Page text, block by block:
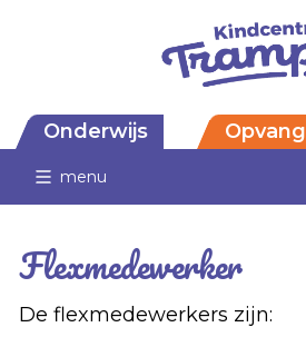
Onderwijs Opvang
menu
Flexmedewerker
De flexmedewerkers zijn: